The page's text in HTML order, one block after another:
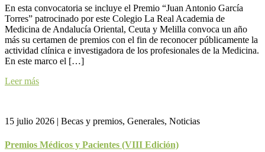
En esta convocatoria se incluye el Premio “Juan Antonio García
Torres” patrocinado por este Colegio La Real Academia de
Medicina de Andalucía Oriental, Ceuta y Melilla convoca un año
más su certamen de premios con el fin de reconocer públicamente la
actividad clínica e investigadora de los profesionales de la Medicina.
En este marco el […]
Leer más
15 julio 2026 | Becas y premios, Generales, Noticias
Premios Médicos y Pacientes (VIII Edición)